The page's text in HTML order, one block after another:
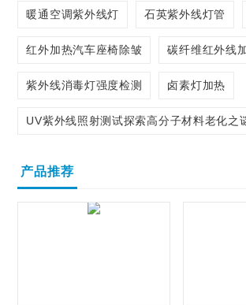
暖通空调紫外线灯 石英紫外线灯管
红外加热汽车座椅除皱 碳纤维红外线
紫外线消毒灯强度检测 卤素灯加热
UV紫外线照射测试探索高分子材料老化之
产品推荐